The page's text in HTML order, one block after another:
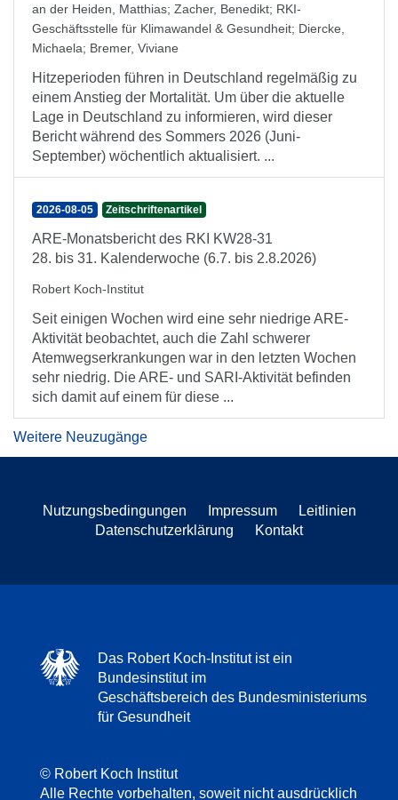
an der Heiden, Matthias; Zacher, Benedikt; RKI-
Geschäftsstelle für Klimawandel & Gesundheit; Diercke,
Michaela; Bremer, Viviane
Hitzeperioden führen in Deutschland regelmäßig zu
einem Anstieg der Mortalität. Um über die aktuelle
Lage in Deutschland zu informieren, wird dieser
Bericht während des Sommers 2026 (Juni-
September) wöchentlich aktualisiert. ...
2026-08-05 Zeitschriftenartikel
ARE-Monatsbericht des RKI KW28-31
28. bis 31. Kalenderwoche (6.7. bis 2.8.2026)
Robert Koch-Institut
Seit einigen Wochen wird eine sehr niedrige ARE-
Aktivität beobachtet, auch die Zahl schwerer
Atemwegserkrankungen war in den letzten Wochen
sehr niedrig. Die ARE- und SARI-Aktivität befinden
sich damit auf einem für diese ...
Weitere Neuzugänge
Nutzungsbedingungen Impressum
Leitlinien
Datenschutzerklärung
Kontakt
Das Robert Koch-Institut ist ein
Bundesinstitut im
Geschäftsbereich des Bundesministeriums
für Gesundheit
© Robert Koch Institut
Alle Rechte vorbehalten, soweit nicht ausdrücklich